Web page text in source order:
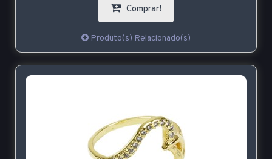
Comprar!
Produto(s) Relacionado(s)